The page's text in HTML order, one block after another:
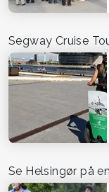
Segway Cruise
Se Helsingør på